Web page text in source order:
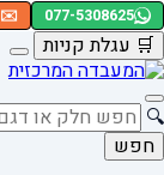
077-5308625
✉️
🛒 עגלת קניות
🔍
חפש